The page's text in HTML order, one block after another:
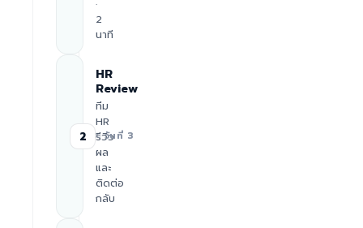
·
2
นาที
2
HR
Review
ทีม
HR
รีวิว
ผล
และ
ติดต่อ
กลับ
≈ วันที่ 3